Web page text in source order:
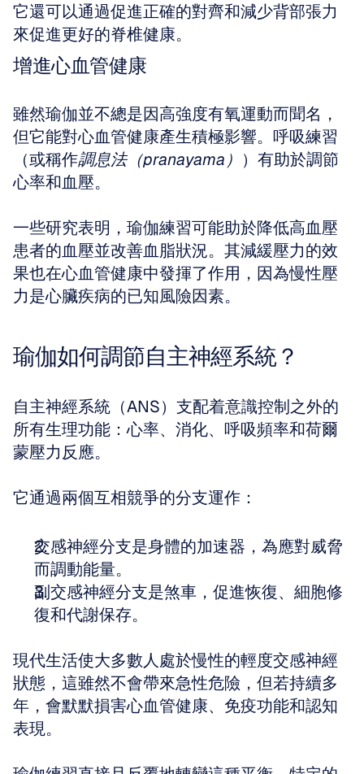
它還可以通過促進正確的對齊和減少背部張力
來促進更好的脊椎健康。
增進心血管健康
雖然瑜伽並不總是因高強度有氧運動而聞名，
但它能對心血管健康產生積極影響。呼吸練習
（或稱作調息法（pranayama） ）有助於調節
心率和血壓。
一些研究表明，瑜伽練習可能助於降低高血壓
患者的血壓並改善血脂狀況。其減緩壓力的效
果也在心血管健康中發揮了作用，因為慢性壓
力是心臟疾病的已知風險因素。
瑜伽如何調節自主神經系統？
自主神經系統（ANS）支配着意識控制之外的
所有生理功能：心率、消化、呼吸頻率和荷爾
蒙壓力反應。
它通過兩個互相競爭的分支運作：
交感神經分支是身體的加速器，為應對威脅
而調動能量。
副交感神經分支是煞車，促進恢復、細胞修
復和代謝保存。
現代生活使大多數人處於慢性的輕度交感神經
狀態，這雖然不會帶來急性危險，但若持續多
年，會默默損害心血管健康、免疫功能和認知
表現。